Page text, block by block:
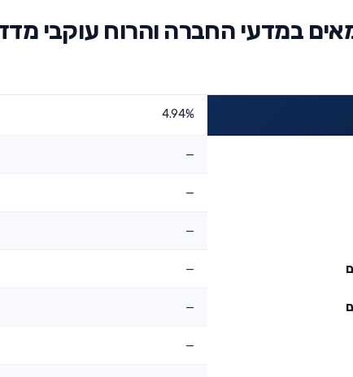
במדעי החברה והרוח עוקבי
4.94%
—
—
—
—
—
—